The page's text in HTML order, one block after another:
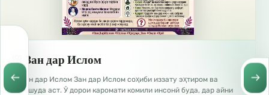
🌸 Зан дар Ислом
🌸 Зан дар Ислом Зан дар Ислом соҳиби иззату эҳтиром ва
ҳифзшуда аст. Ӯ дорои каромати комили инсонӣ буда, дар айни